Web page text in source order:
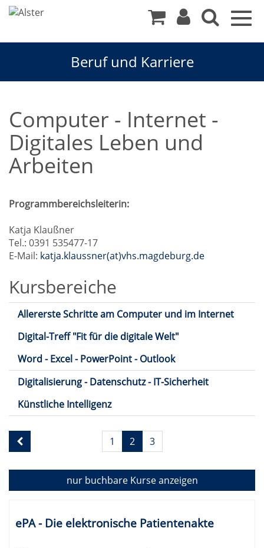
Beruf und Karriere
Computer - Internet -
Digitales Leben und
Arbeiten
Programmbereichsleiterin:
Katja Klaußner
Tel.: 0391 535477-17
E-Mail: katja.klaussner(at)vhs.magdeburg.de
Kursbereiche
Allererste Schritte am Computer und im Internet
Digital-Treff "Fit für die digitale Welt"
Word - Excel - PowerPoint - Outlook
Digitalisierung - Datenschutz - IT-Sicherheit
Künstliche Intelligenz
Seite
2
1 2 3
nur buchbareKurse anzeigen
Tabellenüberschriften
können
ePA - Die elektronische Patientenakte